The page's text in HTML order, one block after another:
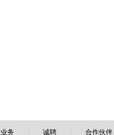
务 诚聘| 合作伙伴